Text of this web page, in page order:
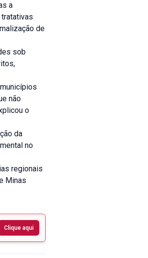
a
de
sob
não
o
da
no
regionais
Minas
Clique aqui